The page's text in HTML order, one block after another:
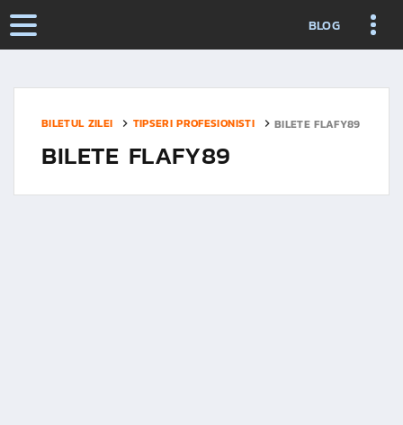
BLOG
BILETUL ZILEI TIPSERI PROFESIONISTI BILETE FLAFY89
BILETE FLAFY89